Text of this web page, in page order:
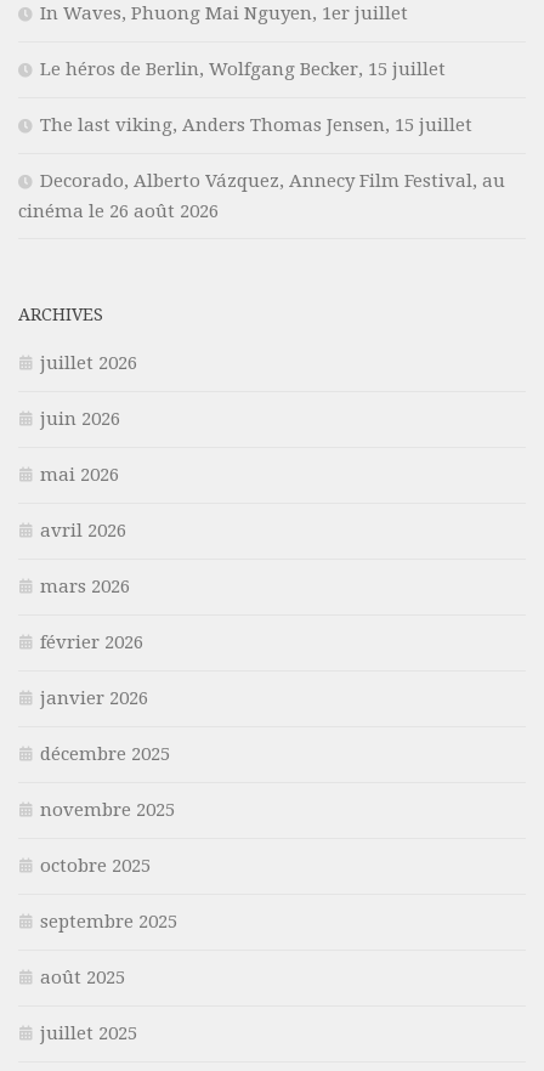
In Waves, Phuong Mai Nguyen, 1er juillet
Le héros de Berlin, Wolfgang Becker, 15 juillet
The last viking, Anders Thomas Jensen, 15 juillet
Decorado, Alberto Vázquez, Annecy Film Festival, au
cinéma le 26 août 2026
ARCHIVES
juillet 2026
juin 2026
mai 2026
avril 2026
mars 2026
février 2026
janvier 2026
décembre 2025
novembre 2025
octobre 2025
septembre 2025
août 2025
juillet 2025